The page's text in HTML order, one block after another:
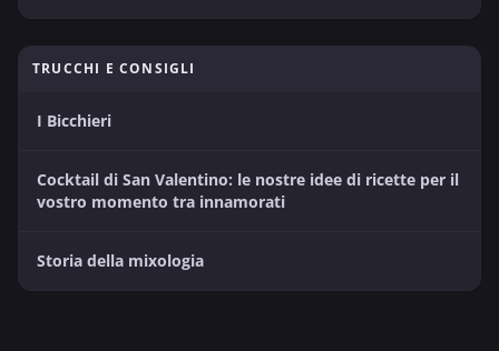
TRUCCHI E CONSIGLI
I Bicchieri
Cocktail di San Valentino: le nostre idee di ricette per il
vostro momento tra innamorati
Storia della mixologia